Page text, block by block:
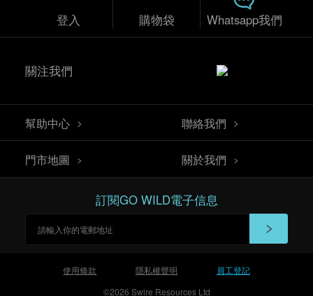
登入 購物袋 Whatsapp我們
關注我們
幫助中心 聯絡我們
門市地圖 關於我們
訂閱GO WILD電子信息
使用條款 隱私權聲明
員工登記
©2026 Swire Resources Ltd